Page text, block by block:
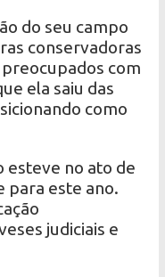
do seu campo
conservadoras
com
ela saiu das
como
esteve no ato de
para este ano.
judiciais e